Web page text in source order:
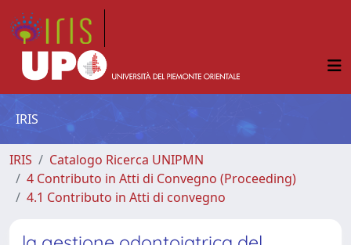
IRIS
IRIS
Catalogo Ricerca UNIPMN
4 Contributo in Atti di Convegno (Proceeding)
4.1 Contributo in Atti di convegno